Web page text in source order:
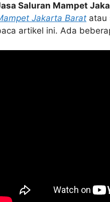
Saluran Mampet
Jakarta Barat аtаu
artikel ini. Adа